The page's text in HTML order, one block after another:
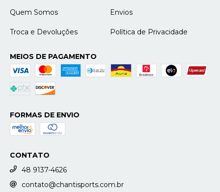
Quem Somos Envios
Troca e Devoluções Política de Privacidade
MEIOS DE PAGAMENTO
FORMAS DE ENVIO
CONTATO
48 9137-4626
contato@chantisports.com.br